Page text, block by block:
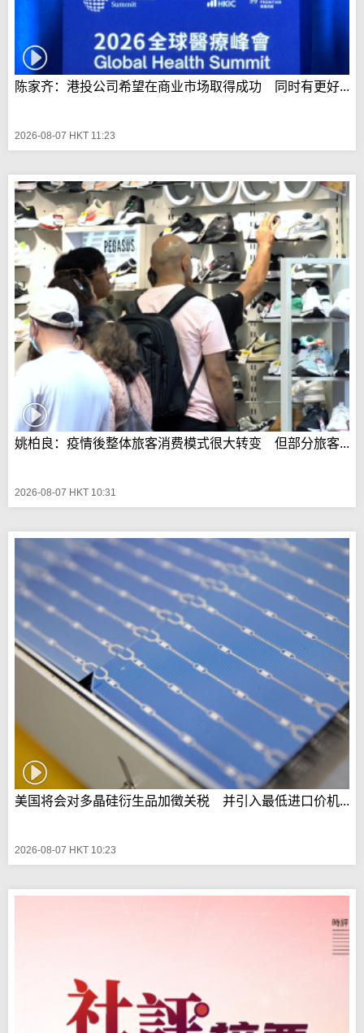
陈家齐：港投公司希望在商业市场取得成功 同时有更好...
2026-08-07 HKT 11:23
姚柏良：疫情後整体旅客消费模式很大转变 但部分旅客...
2026-08-07 HKT 10:31
美国将会对多晶硅衍生品加徵关税 并引入最低进口价机...
2026-08-07 HKT 10:23